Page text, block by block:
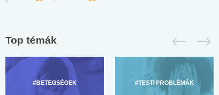
Top témák
#BETEGSÉGEK #TESTI PROBLÉMÁK